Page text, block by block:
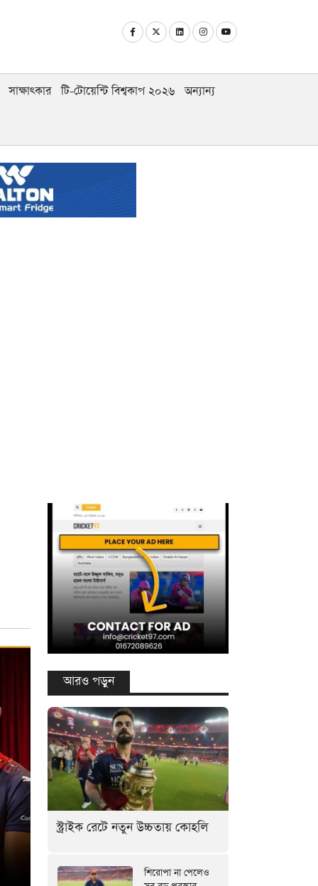
সাক্ষাৎকার টি-টোয়েন্টি বিশ্বকাপ ২০২৬ অন্যান্য
আরও পড়ুন
স্ট্রাইক রেটে নতুন উচ্চতায় কোহলি
শিরোপা না পেলেও